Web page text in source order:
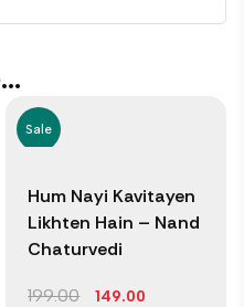
Sale
Hum Nayi Kavitayen
Likhten Hain – Nand
Chaturvedi
199.00 149.00